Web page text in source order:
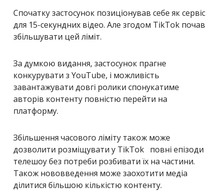
Спочатку застосунок позиціонував себе як сервіс
для 15-секундних відео. Але згодом TikTok почав
збільшувати цей ліміт.
За думкою видання, застосунок прагне
конкурувати з YouTube, і можливість
завантажувати довгі ролики спонукатиме
авторів контенту повністю перейти на
платформу.
Збільшення часового ліміту також може
дозволити розміщувати у TikTok повні епізоди
телешоу без потреби розбивати їх на частини.
Також нововведення може заохотити медіа
ділитися більшою кількістю контенту.